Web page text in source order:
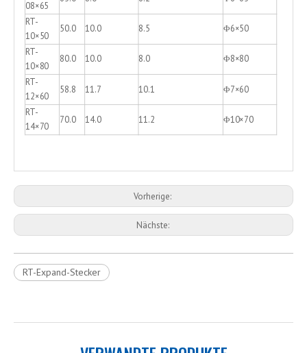
08×65
RT-
10×50
50.0 10.0 8.5
Φ6×50
RT-
10×80
80.0 10.0 8.0
Φ8×80
RT-
12×60
58.8 11.7 10.1
Φ7×60
RT-
14×70
70.0 14.0 11.2 Φ10×70
Vorherige:
Nächste:
RT-Expand-Stecker